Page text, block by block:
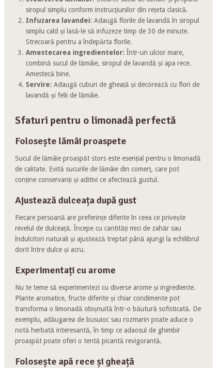
siropul simplu conform instrucțiunilor din rețeta clasică.
Infuzarea lavandei: Adaugă florile de lavandă în siropul
simplu cald și lasă-le să infuzeze timp de 30 de minute.
Strecoară pentru a îndepărta florile.
Amestecarea ingredientelor: Într-un ulcior mare,
combină sucul de lămâie, siropul de lavandă și apa rece.
Amestecă bine.
Servire: Adaugă cuburi de gheață și decorează cu flori de
lavandă și felii de lămâie.
Sfaturi pentru o limonadă perfectă
Folosește lămâi proaspete
Sucul de lămâie proaspăt stors este esențial pentru o limonadă
de calitate. Evită sucurile de lămâie din comerț, care pot
conține conservanți și aditivi ce afectează gustul.
Ajustează dulceața după gust
Fiecare persoană are preferințe diferite în ceea ce privește
nivelul de dulceață. Începe cu cantități mici de zahăr sau
îndulcitori naturali și ajustează treptat până ajungi la echilibrul
dorit între dulce și acru.
Experimentați cu arome
Nu te teme să experimentezi cu diverse arome și ingrediente.
Plante aromatice, fructe diferite și chiar condimente pot
transforma o limonadă obișnuită într-o băutură sofisticată. De
exemplu, adăugarea de busuioc sau rozmarin poate aduce o
notă herbată interesantă, în timp ce adaosul de ghimbir
proaspăt poate oferi o tentă picantă revigorantă.
Folosește apă rece și gheață